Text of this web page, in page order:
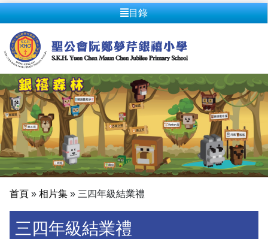
目錄
首頁 » 相片集 » 三四年級結業禮
三四年級結業禮